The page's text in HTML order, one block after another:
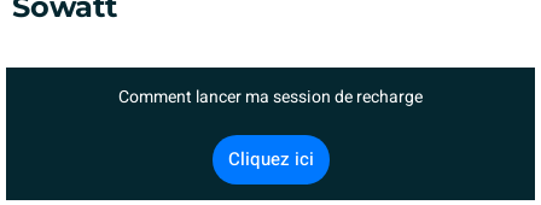
Comment lancer ma session de recharge
Cliquez ici